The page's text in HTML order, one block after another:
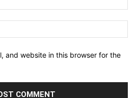
and website in this browser for the